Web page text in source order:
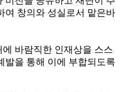
여 창의와 성실로서 맡은바
바람직한 인재상을 스스
발을 통해 이에 부합되도록